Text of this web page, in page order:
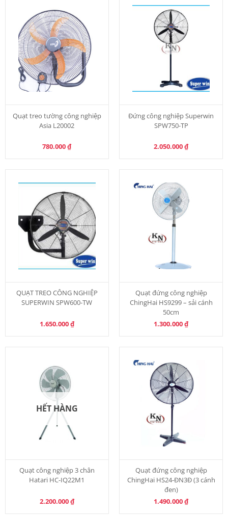
Quạt treo tường công nghiệp
Asia L20002
780.000₫
Đứng công nghiệp Superwin
SPW750-TP
2.050.000₫
QUẠT TREO CÔNG NGHIỆP
SUPERWIN SPW600-TW
1.650.000₫
Quạt đứng công nghiệp
ChingHai HS9299 – sải cánh
50cm
1.300.000₫
HẾT HÀNG
Quạt công nghiệp 3 chân
Hatari HC-IQ22M1
2.200.000₫
Quạt đứng công nghiệp
ChingHai HS24-ĐN3Đ (3 cánh
đen)
1.490.000₫